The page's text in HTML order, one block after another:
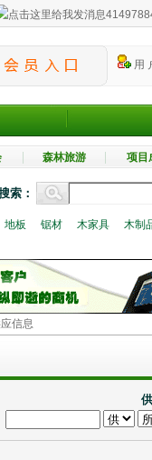
用
森林旅游 项目
索：
地板 锯材 木家具 木制
信息